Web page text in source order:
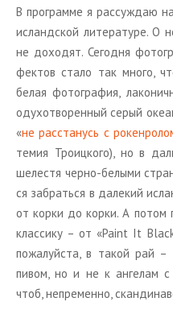
В про­грам­ме я рас­суж­даю
ис­ланд­ской ли­те­ра­ту­ре. О
не до­хо­дят. Се­год­ня
фек­тов стало так много,
белая фо­то­гра­фия,
оду­хо­тво­рен­ный серый
«не рас­ста­нусь с
те­мия Тро­иц­ко­го), но в
ше­ле­стя черно-бе­лы­ми
ся за­брать­ся в да­ле­кий
от корки до корки. А
клас­си­ку – от «Paint It
по­жа­луй­ста, в такой рай
пивом, но и не к ан­ге­лам
чтоб, непре­мен­но,